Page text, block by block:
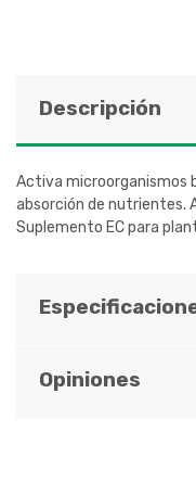
Descripción
Activa microorganismos
absorción de nutrientes.
Suplemento EC para
Opiniones